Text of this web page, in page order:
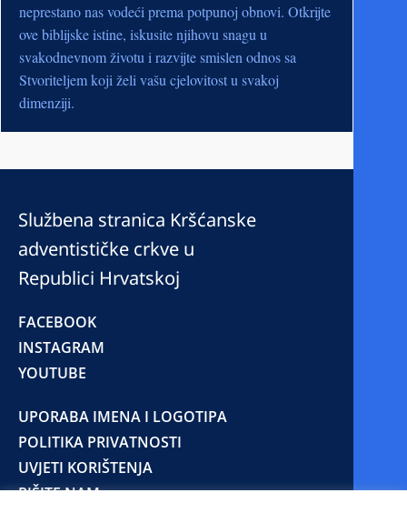
neprestano nas vodeći prema potpunoj obnovi. Otkrijte
ove biblijske istine, iskusite njihovu snagu u
svakodnevnom životu i razvijte smislen odnos sa
Stvoriteljem koji želi vašu cjelovitost u svakoj
dimenziji.
Službena stranica Kršćanske
adventističke crkve u
Republici Hrvatskoj
FACEBOOK
INSTAGRAM
YOUTUBE
UPORABA IMENA I LOGOTIPA
POLITIKA PRIVATNOSTI
UVJETI KORIŠTENJA
PIŠITE NAM